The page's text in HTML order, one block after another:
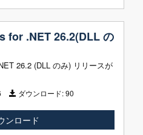
for .NET 26.2(DLL の
26.2 (DLL のみ) リリースが
ダウンロード:90
ンロード